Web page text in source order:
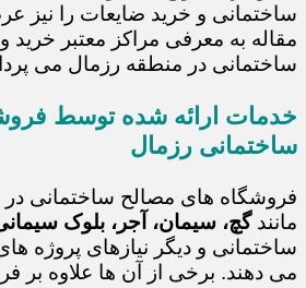
ساختمانی و خرید ضایعات را نیز
مقاله به معرفی مراکز معتبر
ساختمانی در منطقه رزمال می
خدمات ارائه شده توسط
ساختمانی رزمال
فروشگاه های مصالح ساختمانی در
مانندگچ، سیمان، آجر، بلوک
ساختمانی و دیگر نیازهای پروژه
می دهند. برخی از آن ها علاوه بر